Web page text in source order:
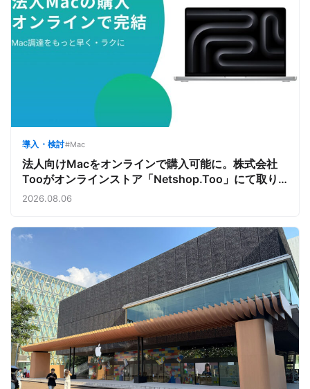
導入・検討#Mac
法人向けMacをオンラインで購入可能に。株式会社
Tooがオンラインストア「Netshop.Too」にて取り
扱いをスタート。デバイス調達の手間を減らし、スピ
2026.08.06